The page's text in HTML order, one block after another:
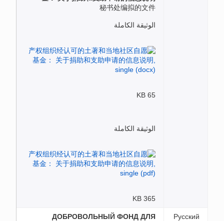
秘书处编拟的文件
الوثيقة الكاملة
65 KB
الوثيقة الكاملة
365 KB
Русский
ДОБРОВОЛЬНЫЙ ФОНД ДЛЯ